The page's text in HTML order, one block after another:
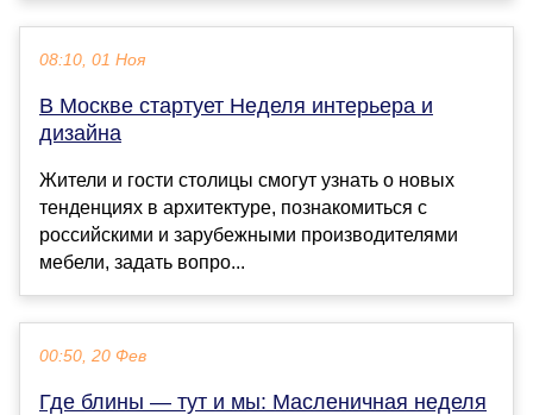
08:10, 01 Ноя
В Москве стартует Неделя интерьера и
дизайна
Жители и гости столицы смогут узнать о новых
тенденциях в архитектуре, познакомиться с
российскими и зарубежными производителями
мебели, задать вопро...
00:50, 20 Фев
Где блины — тут и мы: Масленичная неделя